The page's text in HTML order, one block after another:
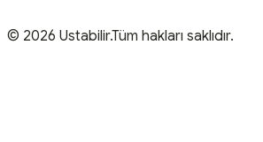
© 2026 Ustabilir.Tüm hakları saklıdır.